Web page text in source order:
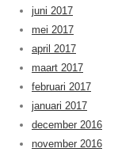
juni 2017
mei 2017
april 2017
maart 2017
februari 2017
januari 2017
december 2016
november 2016